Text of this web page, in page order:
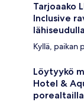
Tarjoaako
Inclusive
Kyllä, paikan
Löytyykö
Hotel &